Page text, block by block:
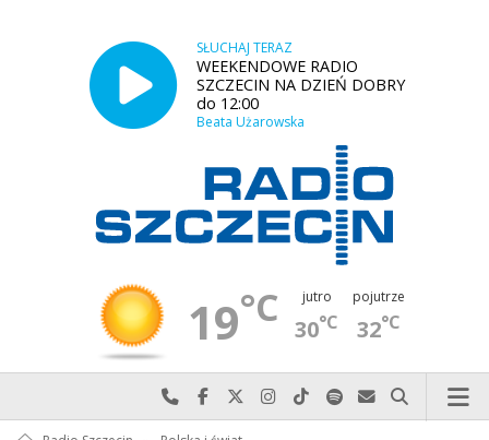
SŁUCHAJ TERAZ
WEEKENDOWE RADIO
SZCZECIN NA DZIEŃ DOBRY
do 12:00
Beata Użarowska
19°C jutro
30°C
pojutrze
32°C
Najlepiej po prostu do nas zadzwoń
Odwiedź nas na Facebook-u
Odwiedź nas na X
Odwiedź nas na Instagram-ie
Odwiedź nas na TikTok-u
Szukaj nas na Spotify
Wyślij do nas
Szukaj